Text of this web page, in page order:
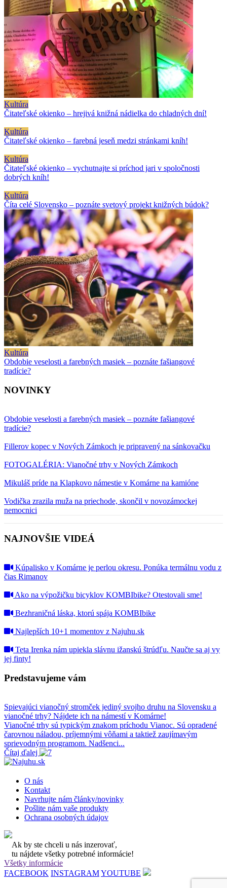
Kultúra
Čitateľské okienko – hrejivá knižná nádielka do chladných dní!
Kultúra
Čitateľské okienko – farebná jeseň medzi stránkami kníh!
Kultúra
Čitateľské okienko – vychutnajte si príchod jari v spoločnosti
dobrých kníh!
Kultúra
Číta celé Slovensko – poznáte svetový projekt knižných búdok?
Kultúra
Obdobie veselosti a farebných masiek – poznáte fašiangové
tradície?
NOVINKY
Obdobie veselosti a farebných masiek – poznáte fašiangové
tradície?
Fillerov kopec v Nových Zámkoch je pripravený na sánkovačku
FOTOGALÉRIA: Vianočné trhy v Nových Zámkoch
Mikuláš príde na Klapkovo námestie v Komárne na kamióne
Vodička zrazila muža na priechode, skončil v novozámockej
nemocnici
NAJNOVŠIE VIDEÁ
Kúpalisko v Komárne je perlou okresu. Ponúka termálnu vodu z
čias Rimanov
Ako na výpožičku bicyklov KOMBIbike? Otestovali sme!
Bezhraničná láska, ktorú spája KOMBIbike
Najlepších 10+1 momentov z Najuhu.sk
Teta Irenka nám upiekla slávnu ižanskú štrúdľu. Naučte sa aj vy
jej finty!
Predstavujeme vám
Spievajúci vianočný stromček jediný svojho druhu na Slovensku a
vianočné trhy? Nájdete ich na námestí v Komárne!
Vianočné trhy sú typickým znakom príchodu Vianoc. Sú opradené
čarovnou náladou, príjemnými vôňami a taktiež zaujímavým
sprievodným programom. Nadšenci...
Čítaj ďalej
O nás
Kontakt
Navrhujte nám články/novinky
Pošlite nám vaše produkty
Ochrana osobných údajov
Ak by ste chceli u nás inzerovať,
tu nájdete všetky potrebné informácie!
Všetky informácie
FACEBOOK INSTAGRAMYOUTUBE